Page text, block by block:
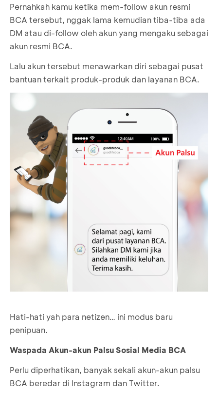
Pernahkah kamu ketika mem-follow akun resmi
BCA tersebut, nggak lama kemudian tiba-tiba ada
DM atau di-follow oleh akun yang mengaku sebagai
akun resmi BCA.
Lalu akun tersebut menawarkan diri sebagai pusat
bantuan terkait produk-produk dan layanan BCA.
Hati-hati yah para netizen… ini modus baru
penipuan.
Waspada Akun-akun Palsu Sosial Media BCA
Perlu diperhatikan, banyak sekali akun-akun palsu
BCA beredar di Instagram dan Twitter.